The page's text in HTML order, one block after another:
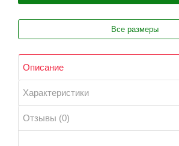
Все размеры
Описание
Характеристики
Отзывы (0)